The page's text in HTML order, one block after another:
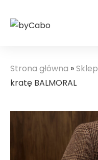
Strona główna »Sklep
kratę BALMORAL